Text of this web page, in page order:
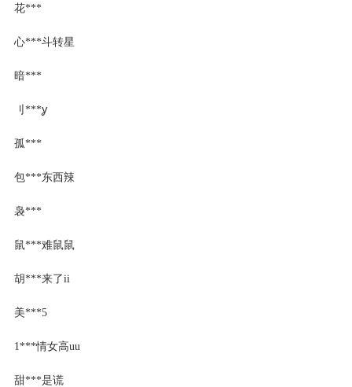
花***
心***斗转星
暗***
刂***ỿ
孤***
包***东西辣
袅***
鼠***难鼠鼠
胡***来了ii
美***5
1***情女高uu
甜***是谎